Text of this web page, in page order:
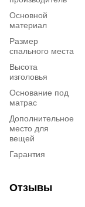
Основной
материал
Размер
спального места
Высота
изголовья
Основание под
матрас
Дополнительное
место для
вещей
Гарантия
Отзывы